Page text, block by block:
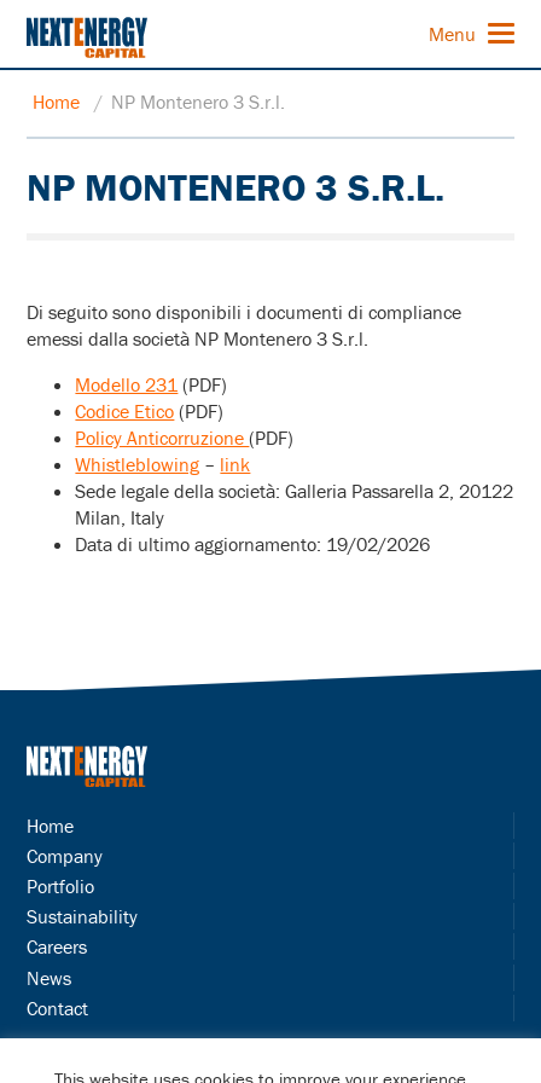
Menu
Home / NP Montenero 3 S.r.l.
NP MONTENERO 3 S.R.L.
Di seguito sono disponibili i documenti di compliance
emessi dalla società NP Montenero 3 S.r.l.
Modello 231 (PDF)
Codice Etico (PDF)
Policy Anticorruzione(PDF)
Whistleblowing – link
Sede legale della società: Galleria Passarella 2, 20122
Milan, Italy
Data di ultimo aggiornamento: 19/02/2026
Home
Company
Portfolio
Sustainability
Careers
News
Contact